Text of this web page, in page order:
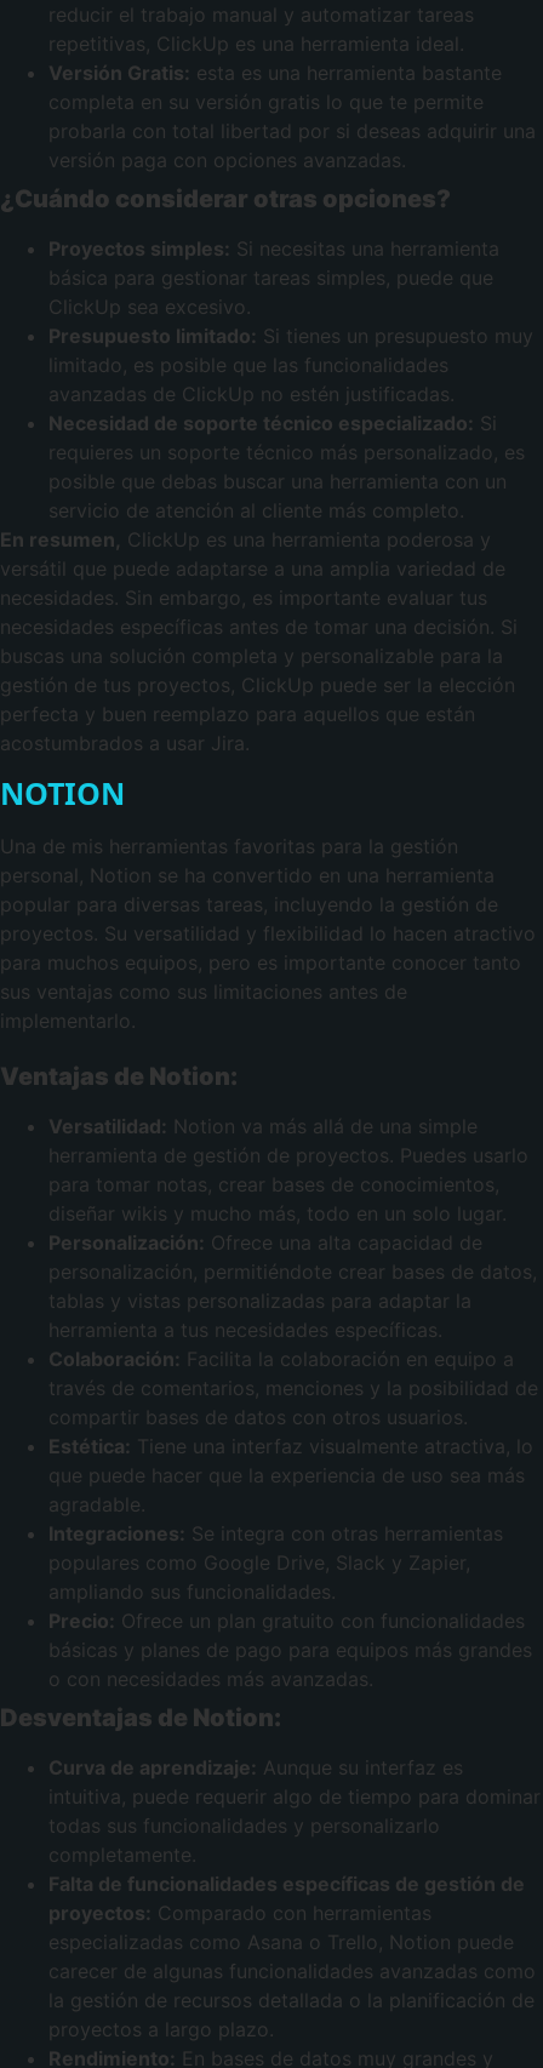
reducir el trabajo manual y automatizar tareas
repetitivas, ClickUp es una herramienta ideal.
Versión Gratis: esta es una herramienta bastante
completa en su versión gratis lo que te permite
probarla con total libertad por si deseas adquirir una
versión paga con opciones avanzadas.
¿Cuándo considerar otras opciones?
Proyectos simples: Si necesitas una herramienta
básica para gestionar tareas simples, puede que
ClickUp sea excesivo.
Presupuesto limitado: Si tienes un presupuesto muy
limitado, es posible que las funcionalidades
avanzadas de ClickUp no estén justificadas.
Necesidad de soporte técnico especializado: Si
requieres un soporte técnico más personalizado, es
posible que debas buscar una herramienta con un
servicio de atención al cliente más completo.
En resumen, ClickUp es una herramienta poderosa y
versátil que puede adaptarse a una amplia variedad de
necesidades. Sin embargo, es importante evaluar tus
necesidades específicas antes de tomar una decisión. Si
buscas una solución completa y personalizable para la
gestión de tus proyectos, ClickUp puede ser la elección
perfecta y buen reemplazo para aquellos que están
acostumbrados a usar Jira.
NOTION
Una de mis herramientas favoritas para la gestión
personal, Notion se ha convertido en una herramienta
popular para diversas tareas, incluyendo la gestión de
proyectos. Su versatilidad y flexibilidad lo hacen atractivo
para muchos equipos, pero es importante conocer tanto
sus ventajas como sus limitaciones antes de
implementarlo.
Ventajas de Notion:
Versatilidad: Notion va más allá de una simple
herramienta de gestión de proyectos. Puedes usarlo
para tomar notas, crear bases de conocimientos,
diseñar wikis y mucho más, todo en un solo lugar.
Personalización: Ofrece una alta capacidad de
personalización, permitiéndote crear bases de datos,
tablas y vistas personalizadas para adaptar la
herramienta a tus necesidades específicas.
Colaboración: Facilita la colaboración en equipo a
través de comentarios, menciones y la posibilidad de
compartir bases de datos con otros usuarios.
Estética: Tiene una interfaz visualmente atractiva, lo
que puede hacer que la experiencia de uso sea más
agradable.
Integraciones: Se integra con otras herramientas
populares como Google Drive, Slack y Zapier,
ampliando sus funcionalidades.
Precio: Ofrece un plan gratuito con funcionalidades
básicas y planes de pago para equipos más grandes
o con necesidades más avanzadas.
Desventajas de Notion:
Curva de aprendizaje: Aunque su interfaz es
intuitiva, puede requerir algo de tiempo para dominar
todas sus funcionalidades y personalizarlo
completamente.
Falta de funcionalidades específicas de gestión de
proyectos: Comparado con herramientas
especializadas como Asana o Trello, Notion puede
carecer de algunas funcionalidades avanzadas como
la gestión de recursos detallada o la planificación de
proyectos a largo plazo.
Rendimiento: En bases de datos muy grandes y